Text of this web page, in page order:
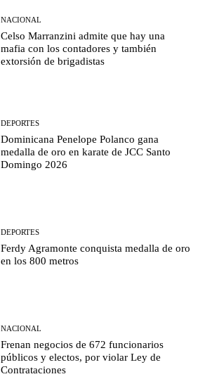
NACIONAL
Celso Marranzini admite que hay una
mafia con los contadores y también
extorsión de brigadistas
DEPORTES
Dominicana Penelope Polanco gana
medalla de oro en karate de JCC Santo
Domingo 2026
DEPORTES
Ferdy Agramonte conquista medalla de oro
en los 800 metros
NACIONAL
Frenan negocios de 672 funcionarios
públicos y electos, por violar Ley de
Contrataciones